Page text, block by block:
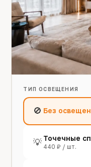
ТИП ОСВЕЩЕНИЯ
🚫 Без
💡 Точечные
440 ₽ / шт.